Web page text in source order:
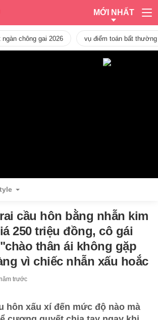
MỚI NHẤT
chông gai 2026 vụ điểm toán bất
cầu hôn bằng nhẫn kim
250 triệu đồng, cô gái
thân ái không gặp
vì chiếc nhẫn xấu hoắc
trước
hôn xấu xí đến mức độ nào mà